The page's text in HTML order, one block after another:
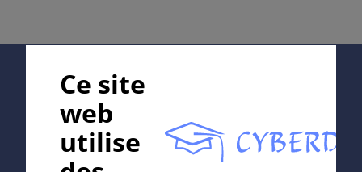
Étiologie et pathogénie
Génétique, nutrition (?). Facteurs déclenchants:
soleil, cafféine, mets épicés, alcool.
Symptomes
Erythème centrofacial avec des papules et des
pustules SANS comédons.
Ce site
web
utilise
In collaboration with Erasmus+ hEduLearnIt editorial